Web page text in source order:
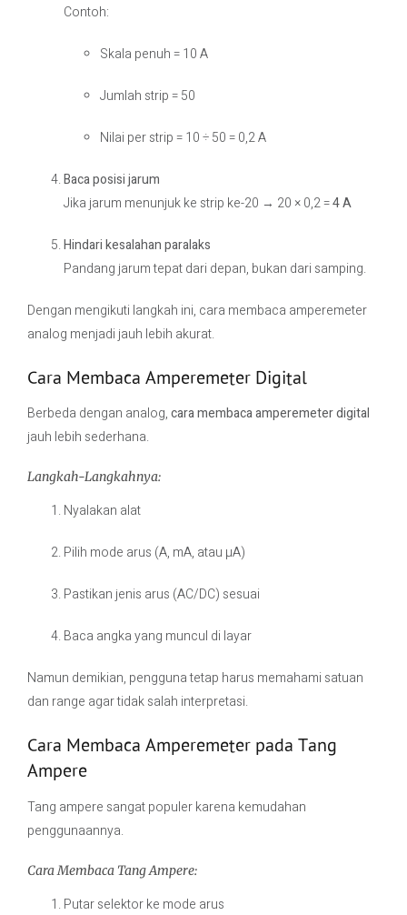
Contoh:
Skala penuh = 10 A
Jumlah strip = 50
Nilai per strip = 10 ÷ 50 = 0,2 A
Baca posisi jarum
Jika jarum menunjuk ke strip ke-20 → 20 × 0,2 =4 A
Hindari kesalahan paralaks
Pandang jarum tepat dari depan, bukan dari samping.
Dengan mengikuti langkah ini, cara membaca amperemeter
analog menjadi jauh lebih akurat.
Cara Membaca Amperemeter Digital
Berbeda dengan analog,cara membaca amperemeter digital
jauh lebih sederhana.
Langkah-Langkahnya:
Nyalakan alat
Pilih mode arus (A, mA, atau µA)
Pastikan jenis arus (AC/DC) sesuai
Baca angka yang muncul di layar
Namun demikian, pengguna tetap harus memahami satuan
dan range agar tidak salah interpretasi.
Cara Membaca Amperemeter pada Tang
Ampere
Tang ampere sangat populer karena kemudahan
penggunaannya.
Cara Membaca Tang Ampere:
Putar selektor ke mode arus